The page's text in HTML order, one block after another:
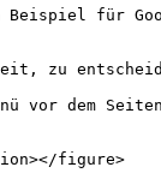
Beispiel für
zu
dem
figure>